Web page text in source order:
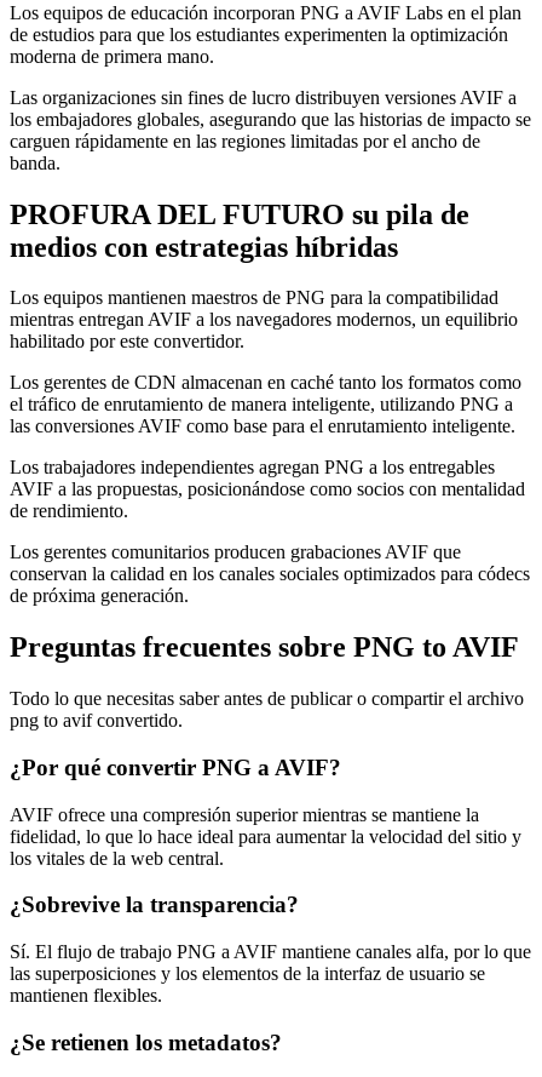
Los equipos de educación incorporan PNG a AVIF Labs en el plan
de estudios para que los estudiantes experimenten la optimización
moderna de primera mano.
Las organizaciones sin fines de lucro distribuyen versiones AVIF a
los embajadores globales, asegurando que las historias de impacto se
carguen rápidamente en las regiones limitadas por el ancho de
banda.
PROFURA DEL FUTURO su pila de
medios con estrategias híbridas
Los equipos mantienen maestros de PNG para la compatibilidad
mientras entregan AVIF a los navegadores modernos, un equilibrio
habilitado por este convertidor.
Los gerentes de CDN almacenan en caché tanto los formatos como
el tráfico de enrutamiento de manera inteligente, utilizando PNG a
las conversiones AVIF como base para el enrutamiento inteligente.
Los trabajadores independientes agregan PNG a los entregables
AVIF a las propuestas, posicionándose como socios con mentalidad
de rendimiento.
Los gerentes comunitarios producen grabaciones AVIF que
conservan la calidad en los canales sociales optimizados para códecs
de próxima generación.
Preguntas frecuentes sobre PNG to AVIF
Todo lo que necesitas saber antes de publicar o compartir el archivo
png to avif convertido.
¿Por qué convertir PNG a AVIF?
AVIF ofrece una compresión superior mientras se mantiene la
fidelidad, lo que lo hace ideal para aumentar la velocidad del sitio y
los vitales de la web central.
¿Sobrevive la transparencia?
Sí. El flujo de trabajo PNG a AVIF mantiene canales alfa, por lo que
las superposiciones y los elementos de la interfaz de usuario se
mantienen flexibles.
¿Se retienen los metadatos?